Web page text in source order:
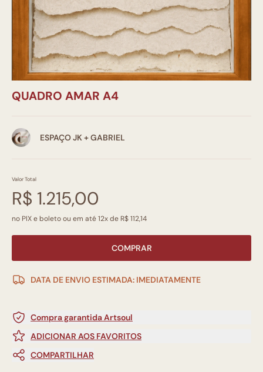
QUADRO AMAR A4
ESPAÇO JK + GABRIEL
Valor Total
R$ 1.215,00
no PIX e boleto ou em até 12x de R$ 112,14
COMPRAR
DATA DE ENVIO ESTIMADA: IMEDIATAMENTE
Compra garantida Artsoul
ADICIONAR AOS FAVORITOS
COMPARTILHAR